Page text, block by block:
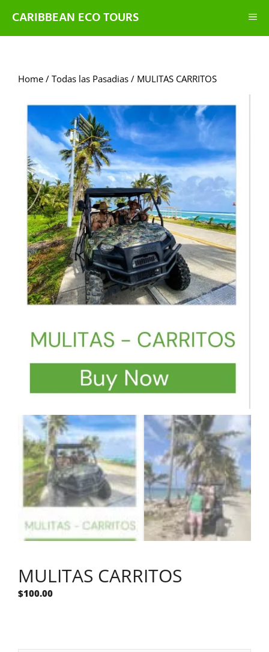
CARIBBEAN ECO TOURS
Home / Todas las Pasadias / MULITAS CARRITOS
MULITAS CARRITOS
$100.00